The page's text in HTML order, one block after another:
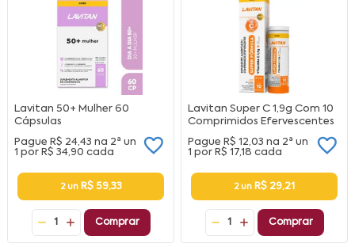
Lavitan 50+ Mulher 60
Cápsulas
Pague R$ 24,43 na 2ª un
1 por R$ 34,90 cada
2 un R$ 59,33
1 Comprar
Lavitan Super C 1,9g Com 10
Comprimidos Efervescentes
Pague R$ 12,03 na 2ª un
1 por R$ 17,18 cada
2 un R$ 29,21
1 Comprar